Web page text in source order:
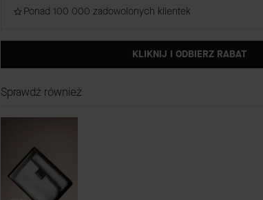
Ponad 100 000 zadowolonych klientek
KLIKNIJ I ODBIERZ RABAT
Sprawdź również